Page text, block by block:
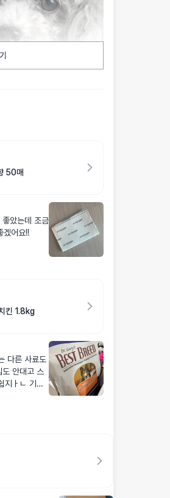
50매
았는데 조금
면 좋겠어요!!
킨 1.8kg
다른 사료도
도 안대고 스
지ㅏㄴ 기존